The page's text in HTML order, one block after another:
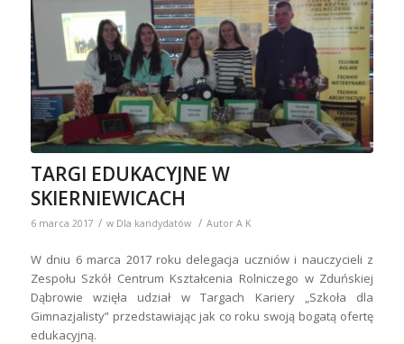
TARGI EDUKACYJNE W
SKIERNIEWICACH
6 marca 2017 / w Dla kandydatów / Autor A K
W dniu 6 marca 2017 roku delegacja uczniów i nauczycieli z
Zespołu Szkół Centrum Kształcenia Rolniczego w Zduńskiej
Dąbrowie wzięła udział w Targach Kariery „Szkoła dla
Gimnazjalisty” przedstawiając jak co roku swoją bogatą ofertę
edukacyjną.